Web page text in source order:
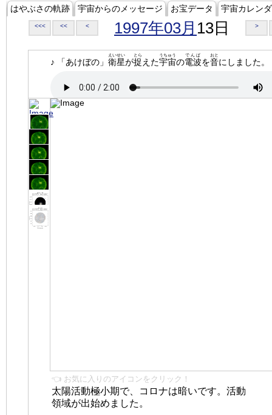
はやぶさの軌跡 宇宙からのメッセージ お宝データ 宇宙カレン
<<< << < 1997年03月 13日 >
♪ 「あけぼの」 衛星
えいせい
が捉
とら
えた宇宙
うちゅう
の電波
でんぱ
を音
おと
にしました。
👈 お気に入りのアイコンをクリック！
太陽活動極小期で、コロナは暗いです。活動
領域が出始めました。